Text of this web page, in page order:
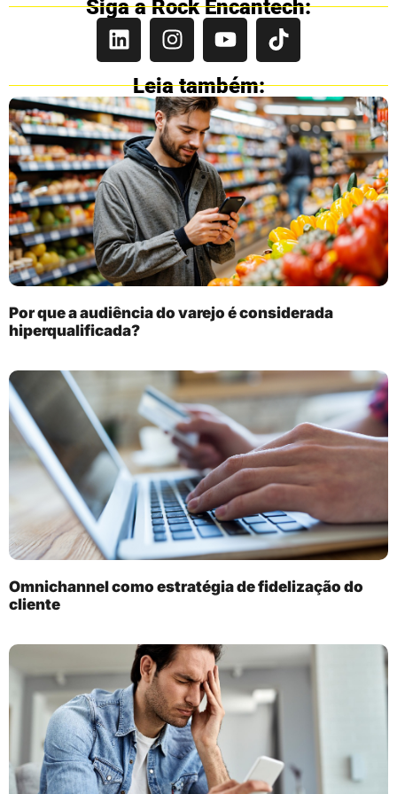
Siga a Rock Encantech:
Leia também:
Por que a audiência do varejo é considerada
hiperqualificada?
Omnichannel como estratégia de fidelização do
cliente